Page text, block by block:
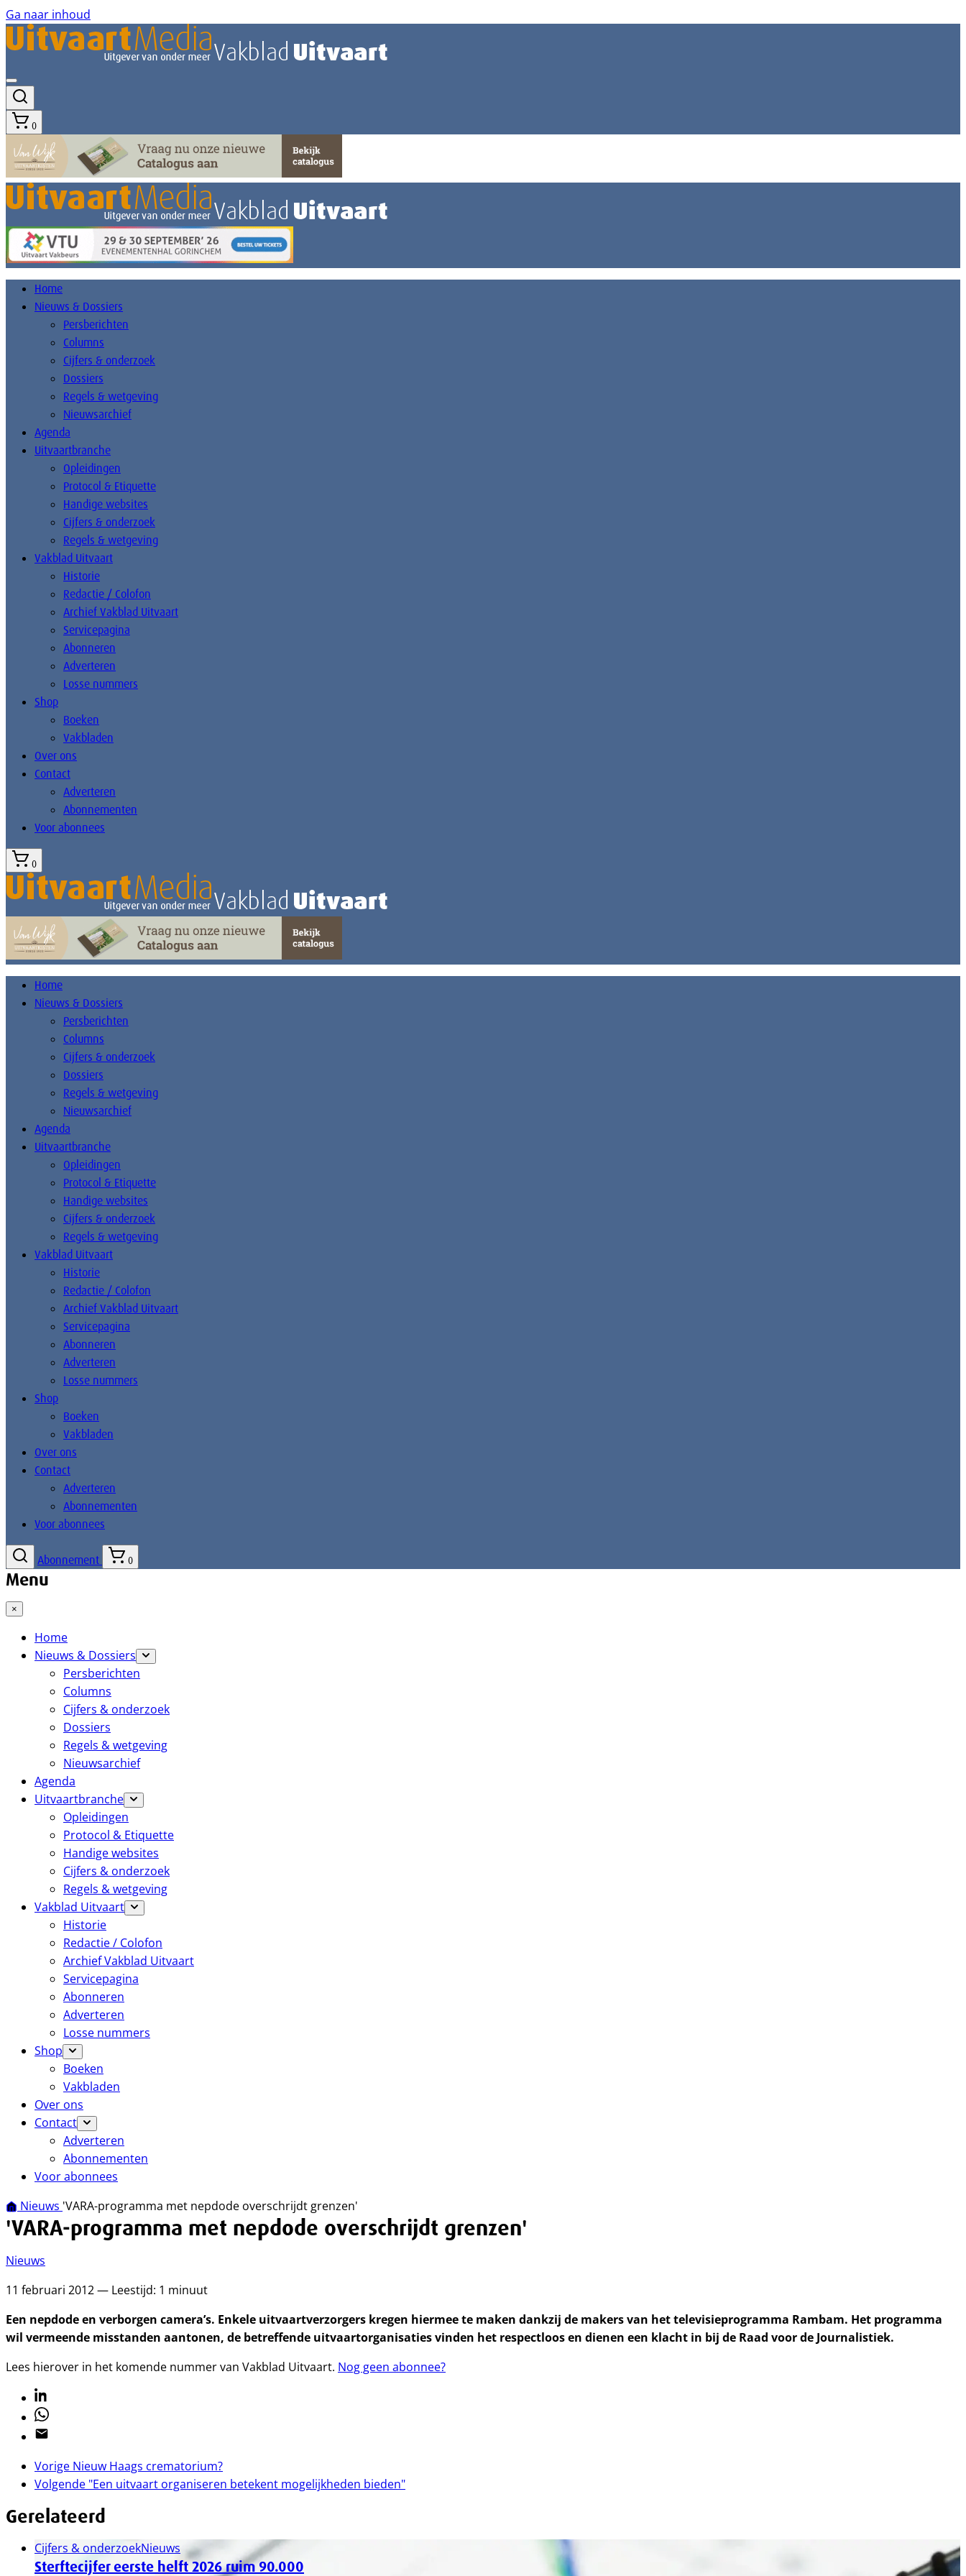
Ga naar inhoud
0
Home
Nieuws & Dossiers
Persberichten
Columns
Cijfers & onderzoek
Dossiers
Regels & wetgeving
Nieuwsarchief
Agenda
Uitvaartbranche
Opleidingen
Protocol & Etiquette
Handige websites
Cijfers & onderzoek
Regels & wetgeving
Vakblad Uitvaart
Historie
Redactie / Colofon
Archief Vakblad Uitvaart
Servicepagina
Abonneren
Adverteren
Losse nummers
Shop
Boeken
Vakbladen
Over ons
Contact
Adverteren
Abonnementen
Voor abonnees
0
Home
Nieuws & Dossiers
Persberichten
Columns
Cijfers & onderzoek
Dossiers
Regels & wetgeving
Nieuwsarchief
Agenda
Uitvaartbranche
Opleidingen
Protocol & Etiquette
Handige websites
Cijfers & onderzoek
Regels & wetgeving
Vakblad Uitvaart
Historie
Redactie / Colofon
Archief Vakblad Uitvaart
Servicepagina
Abonneren
Adverteren
Losse nummers
Shop
Boeken
Vakbladen
Over ons
Contact
Adverteren
Abonnementen
Voor abonnees
Abonnement 0
Menu
×
Home
Nieuws & Dossiers
Persberichten
Columns
Cijfers & onderzoek
Dossiers
Regels & wetgeving
Nieuwsarchief
Agenda
Uitvaartbranche
Opleidingen
Protocol & Etiquette
Handige websites
Cijfers & onderzoek
Regels & wetgeving
Vakblad Uitvaart
Historie
Redactie / Colofon
Archief Vakblad Uitvaart
Servicepagina
Abonneren
Adverteren
Losse nummers
Shop
Boeken
Vakbladen
Over ons
Contact
Adverteren
Abonnementen
Voor abonnees
Nieuws 'VARA-programma met nepdode overschrijdt grenzen'
'VARA-programma met nepdode overschrijdt grenzen'
Nieuws
11 februari 2012 — Leestijd: 1 minuut
Een nepdode en verborgen camera’s. Enkele uitvaartverzorgers kregen hiermee te maken dankzij de makers van het televisieprogramma Rambam. Het programma
wil vermeende misstanden aantonen, de betreffende uitvaartorganisaties vinden het respectloos en dienen een klacht in bij de Raad voor de Journalistiek.
Lees hierover in het komende nummer van Vakblad Uitvaart. Nog geen abonnee?
Linkedin
Whatsapp
Email
Vorige Nieuw Haags crematorium?
Volgende "Een uitvaart organiseren betekent mogelijkheden bieden"
Gerelateerd
Cijfers & onderzoekNieuws
Sterftecijfer eerste helft 2026 ruim 90.000